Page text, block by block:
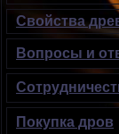
Свойства
Вопросы и
Покупка дров